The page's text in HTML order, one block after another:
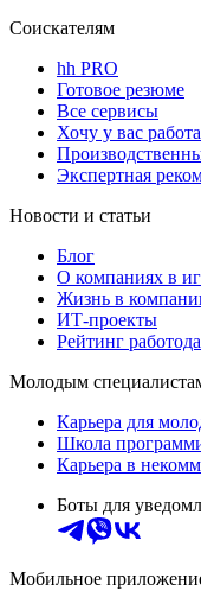
Соискателям
hh PRO
Готовое резюме
Все сервисы
Хочу у вас
Экспертная
Новости и статьи
Блог
О компаниях в
Жизнь в
ИТ-проекты
Рейтинг
Молодым
Карьера для
Школа
Карьера в
Боты для
Мобильное